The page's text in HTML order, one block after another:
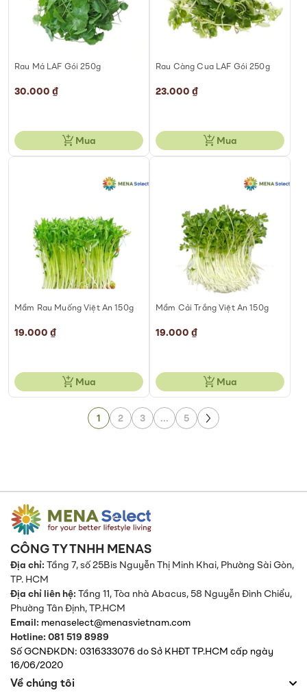
Rau Má LAF Gói 250g
30.000 ₫
Mua
Rau Càng Cua LAF Gói 250g
23.000 ₫
Mua
Mầm Rau Muống Việt An 150g
19.000 ₫
Mua
Mầm Cải Trắng Việt An 150g
19.000 ₫
Mua
Page
1 2 3 ... Page
5 Page
Next
CÔNG TY TNHH MENAS
Địa chỉ:Tầng 7, số 25Bis Nguyễn Thị Minh Khai, Phường Sài Gòn,
TP. HCM
Địa chỉ liên hệ:Tầng 11, Tòa nhà Abacus, 58 Nguyễn Đình Chiểu,
Phường Tân Định,TP.HCM
Email: menaselect@menasvietnam.com
Hotline: 081 519 8989
Số GCNĐKDN: 0316333076 do Sở KHĐT TP.HCM cấp ngày
16/06/2020
Về chúng tôi